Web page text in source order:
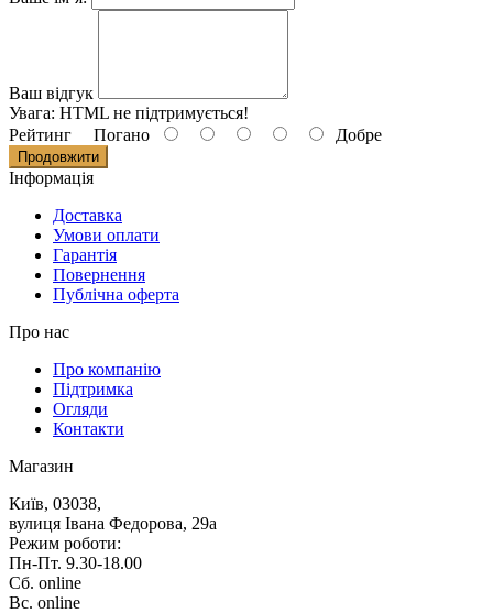
Ваш відгук
Увага: HTML не підтримується!
Рейтинг Погано Добре
Продовжити
Iнформацiя
Доставка
Умови оплати
Гарантія
Повернення
Публічна оферта
Про нас
Про компанію
Підтримка
Огляди
Контакти
Магазин
Київ, 03038,
вулиця Івана Федорова, 29а
Режим роботи:
Пн-Пт. 9.30-18.00
Сб. online
Вс. online